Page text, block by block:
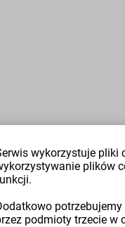
wykorzystuje pliki
plików
podmioty trzecie w